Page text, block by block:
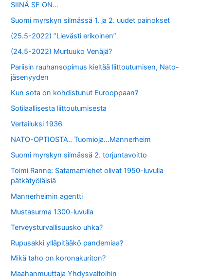
SIINÄ SE ON…
Suomi myrskyn silmässä 1. ja 2. uudet painokset
(25.5-2022) ”Lievästi erikoinen”
(24.5-2022) Murtuuko Venäjä?
Pariisin rauhansopimus kieltää liittoutumisen, Nato-
jäsenyyden
Kun sota on kohdistunut Eurooppaan?
Sotilaallisesta liittoutumisesta
Vertailuksi 1936
NATO-OPTIOSTA.. Tuomioja…Mannerheim
Suomi myrskyn silmässä 2. torjuntavoitto
Toimi Ranne: Satamamiehet olivat 1950-luvulla
pätkätyöläisiä
Mannerheimin agentti
Mustasurma 1300-luvulla
Terveysturvallisuusko uhka?
Rupusakki ylläpitääkö pandemiaa?
Mikä taho on koronakuriton?
Maahanmuuttaja Yhdysvaltoihin